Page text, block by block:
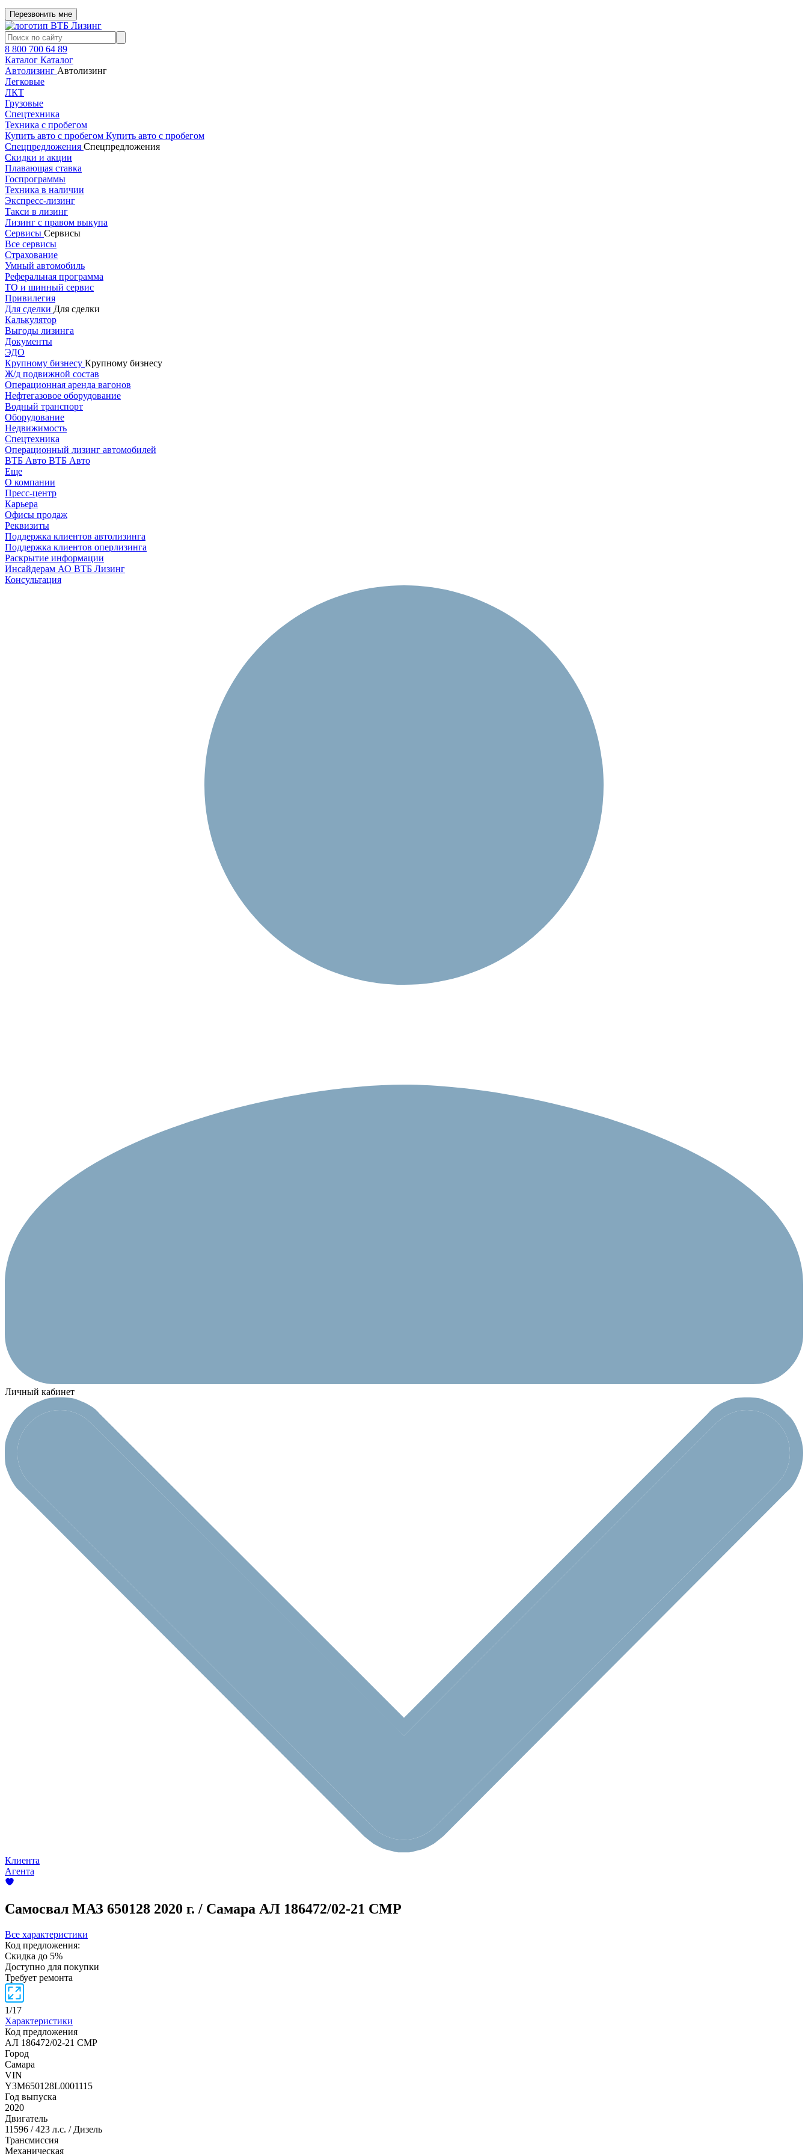
Перезвонить мне
8 800 700 64 89
Каталог Каталог
Автолизинг Автолизинг
Легковые
ЛКТ
Грузовые
Спецтехника
Техника с пробегом
Купить авто с пробегом Купить авто с пробегом
Спецпредложения Спецпредложения
Скидки и акции
Плавающая ставка
Госпрограммы
Техника в наличии
Экспресс-лизинг
Такси в лизинг
Лизинг с правом выкупа
Сервисы Сервисы
Все сервисы
Страхование
Умный автомобиль
Реферальная программа
ТО и шинный сервис
Привилегия
Для сделки Для сделки
Калькулятор
Выгоды лизинга
Документы
ЭДО
Крупному бизнесу Крупному бизнесу
Ж/д подвижной состав
Операционная аренда вагонов
Нефтегазовое оборудование
Водный транспорт
Оборудование
Недвижимость
Спецтехника
Операционный лизинг автомобилей
ВТБ Авто ВТБ Авто
Еще
О компании
Пресс-центр
Карьера
Офисы продаж
Реквизиты
Поддержка клиентов автолизинга
Поддержка клиентов оперлизинга
Раскрытие информации
Инсайдерам АО ВТБ Лизинг
Консультация
Личный кабинет
Клиента
Агента
Самосвал МАЗ 650128 2020 г. / Самара АЛ 186472/02-21 СМР
Все характеристики
Код предложения:
Скидка до 5%
Доступно для покупки
Требует ремонта
1/17
Характеристики
Код предложения
АЛ 186472/02-21 СМР
Город
Самара
VIN
Y3M650128L0001115
Год выпуска
2020
Двигатель
11596 / 423 л.с. / Дизель
Трансмиссия
Механическая